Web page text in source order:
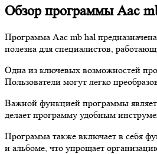
Обзор программы Aac
Программа Aac mb hal
полезна для специалистов,
Одна из ключевых возможностей
Пользователи могут легко
Важной функцией программы
делает программу удобным
Программа также включает в себя
и альбоме, что упрощает